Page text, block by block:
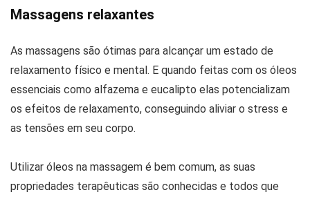
Massagens relaxantes
As massagens são ótimas para alcançar um estado de
relaxamento físico e mental. E quando feitas com os óleos
essenciais como alfazema e eucalipto elas potencializam
os efeitos de relaxamento, conseguindo aliviar o stress e
as tensões em seu corpo.
Utilizar óleos na massagem é bem comum, as suas
propriedades terapêuticas são conhecidas e todos que